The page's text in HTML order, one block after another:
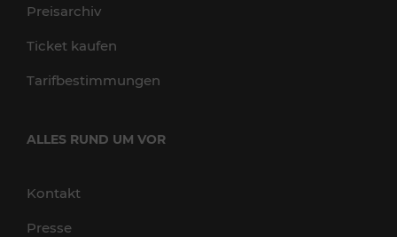
Preisarchiv
Ticket kaufen
Tarifbestimmungen
ALLES RUND UM VOR
Kontakt
Presse